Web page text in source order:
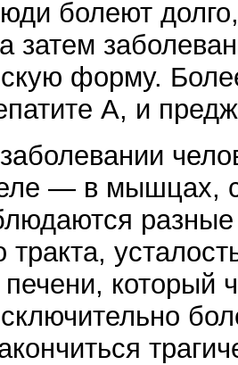
болеют
затем
форму.
А, и
— в мышцах,
тракта,
печени, который